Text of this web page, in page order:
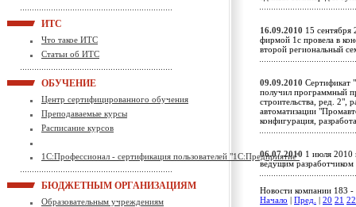
ИТС
Что такое ИТС
Статьи об ИТС
ОБУЧЕНИЕ
Центр сертифицированного обучения
Преподаваемые курсы
Расписание курсов
1С:Профессионал - сертификация пользователей "1С:Предприятие"
БЮДЖЕТНЫМ ОРГАНИЗАЦИЯМ
Образовательным учреждениям
16.09.2010 15 сентября
фирмой 1с провела в
второй региональный
09.09.2010 Сертификат
получил программный
строительства, ред.
автоматизации
конфигурация,
06.07.2010 1 июля 2010
ведущим
Новости компании 183 -
Начало
Пред. 20 21 22